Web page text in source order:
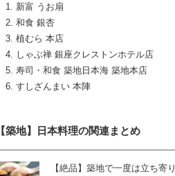
新富 うお扇
和食 銀杏
植むら 本店
しゃぶ禅 銀座クレストンホテル店
寿司・和食 築地日本海 築地本店
すしざんまい 本陣
【築地】日本料理の関連まとめ
【絶品】築地で一度は立ち寄り